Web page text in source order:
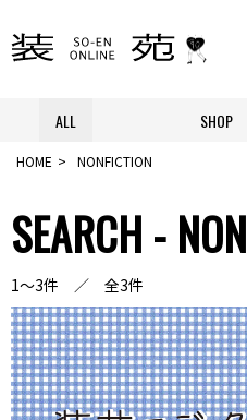
ALL SHOP
HOME NONFICTION
SEARCH -
1～3件 ／ 全3件